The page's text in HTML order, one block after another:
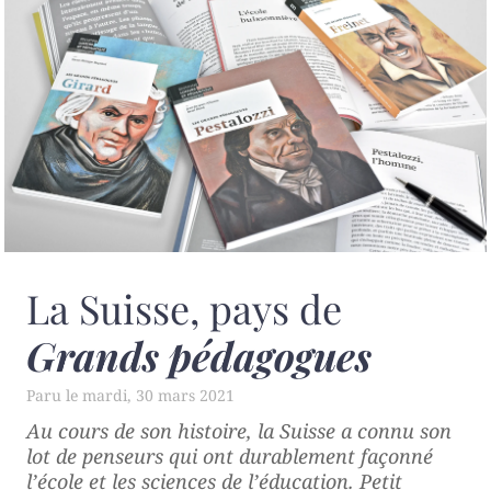
La Suisse, pays de
Grands pédagogues
mardi, 30 mars 2021
Au cours de son histoire, la Suisse a connu son
lot de penseurs qui ont durablement façonné
l’école et les sciences de l’éducation. Petit